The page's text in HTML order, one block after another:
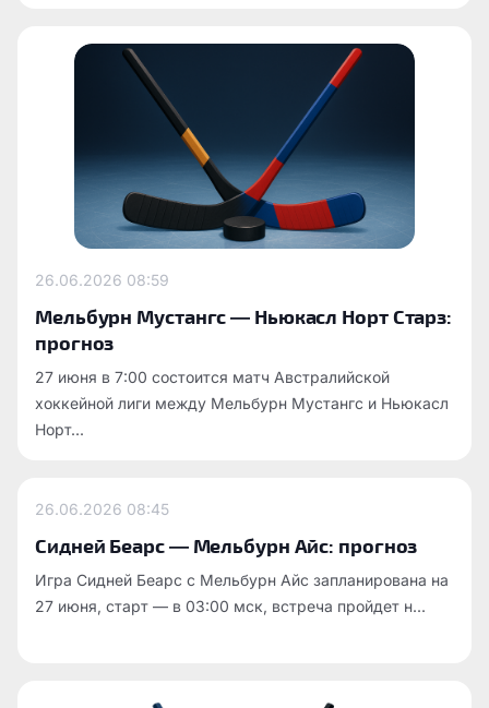
26.06.2026 08:59
Мельбурн Мустангс — Ньюкасл Норт Старз:
прогноз
27 июня в 7:00 состоится матч Австралийской
хоккейной лиги между Мельбурн Мустангс и Ньюкасл
Норт...
26.06.2026 08:45
Сидней Беарс — Мельбурн Айс: прогноз
Игра Сидней Беарс с Мельбурн Айс запланирована на
27 июня, старт — в 03:00 мск, встреча пройдет н...